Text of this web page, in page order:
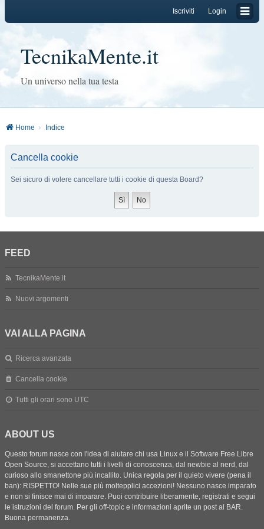
Login
Iscriviti
TecnikaMente.it
Un universo nella tua testa
Home Indice
Cancella cookie
Sei sicuro di volere cancellare tutti i cookie di questa Board?
FEED
TecnikaMente.it
Nuovi argomenti
VAI ALLA PAGINA
Ricerca avanzata
Cancella cookie
Tutti gli orari sono UTC
ABOUT US
Questo forum nasce con l'idea di aiutare chi usa Linux e il Software Free Libre
Open Source, si accettano tutti i livelli di conoscenza, dal newbie al nerd, dal
curioso allo smanettone più incallito. Unica regola per il quieto vivere (pena il
ban): RISPETTO! Nelle sue più moltepplici accezioni! Nessuno nasce imparato
e non si finisce mai di imparare. Puoi contribuire liberamente, registrati e segui
le istruzioni del forum. Per gli off-topic e informazioni aprite un post al BAR.
Buona permanenza.